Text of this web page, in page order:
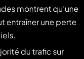
montrent qu’une
entraîner une perte
du trafic sur